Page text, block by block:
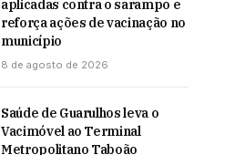
aplicadas contra o sarampo e
reforça ações de vacinação no
município
8 de agosto de 2026
Saúde de Guarulhos leva o
Vacimóvel ao Terminal
Metropolitano Taboão